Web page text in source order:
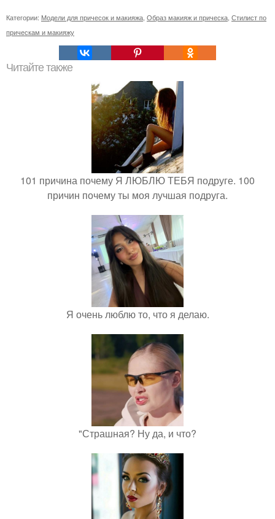
Категории: Модели для причесок и макияжа Образ макияж и прическа Стилист по
прическам и макияжу
Читайте также
101 причина почему Я ЛЮБЛЮ ТЕБЯ подруге. 100
причин почему ты моя лучшая подруга.
Я очень люблю то, что я делаю.
"Страшная? Ну да, и что?